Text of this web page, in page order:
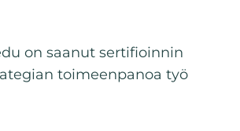
on saanut sertifioinnin
toimeenpanoa työ